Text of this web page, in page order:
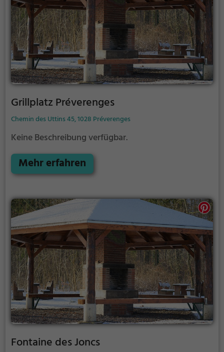
Grillplatz Préverenges
Chemin des Uttins 45, 1028 Préverenges
Keine Beschreibung verfügbar.
Mehr erfahren
Fontaine des Joncs